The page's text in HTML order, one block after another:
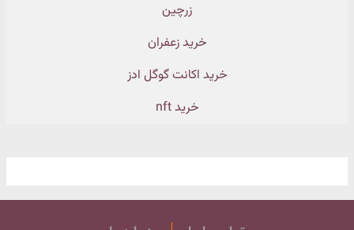
زرچین
خرید زعفران
خرید اکانت گوگل ادز
خرید nft